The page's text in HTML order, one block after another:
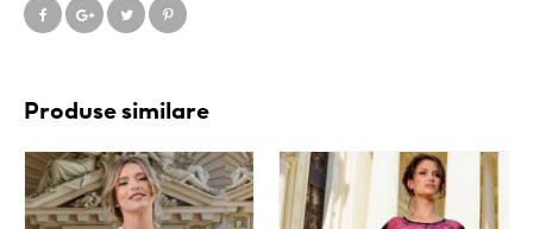
Produse similare